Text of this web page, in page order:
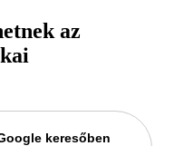
az
keresőben